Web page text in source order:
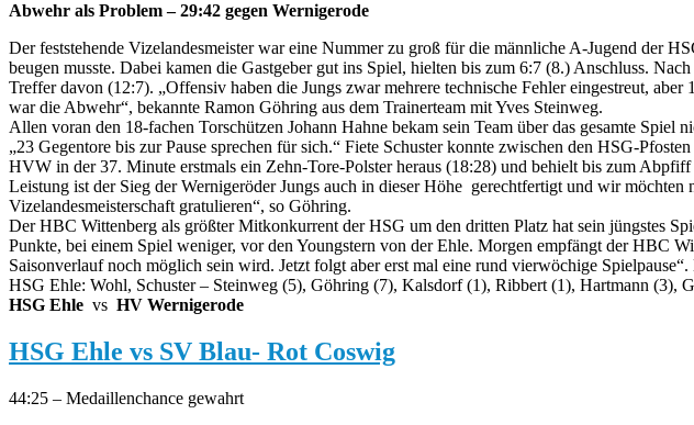
Abwehr als Problem – 29:42 gegen Wernigerode
Der feststehende Vizelandesmeister war eine Nummer zu groß für die männliche A-Jugend der
beugen musste. Dabei kamen die Gastgeber gut ins Spiel, hielten bis zum 6:7 (8.) Anschluss.
Treffer davon (12:7). „Offensiv haben die Jungs zwar mehrere technische Fehler eingestreut,
war die Abwehr“, bekannte Ramon Göhring aus dem Trainerteam mit Yves Steinweg.
Allen voran den 18-fachen Torschützen Johann Hahne bekam sein Team über das gesamte
„23 Gegentore bis zur Pause sprechen für sich.“ Fiete Schuster konnte zwischen den HSG-
HVW in der 37. Minute erstmals ein Zehn-Tore-Polster heraus (18:28) und behielt bis zum
Leistung ist der Sieg der Wernigeröder Jungs auch in dieser Höhe gerechtfertigt und wir
Vizelandesmeisterschaft gratulieren“, so Göhring.
Der HBC Wittenberg als größter Mitkonkurrent der HSG um den dritten Platz hat sein jüngstes
Punkte, bei einem Spiel weniger, vor den Youngstern von der Ehle. Morgen empfängt der HBC
Saisonverlauf noch möglich sein wird. Jetzt folgt aber erst mal eine rund vierwöchige
HSG Ehle: Wohl, Schuster – Steinweg (5), Göhring (7), Kalsdorf (1), Ribbert (1), Hartmann (3),
HSG Ehle vs HV Wernigerode
HSG Ehle vs SV Blau- Rot Coswig
44:25 – Medaillenchance gewahrt